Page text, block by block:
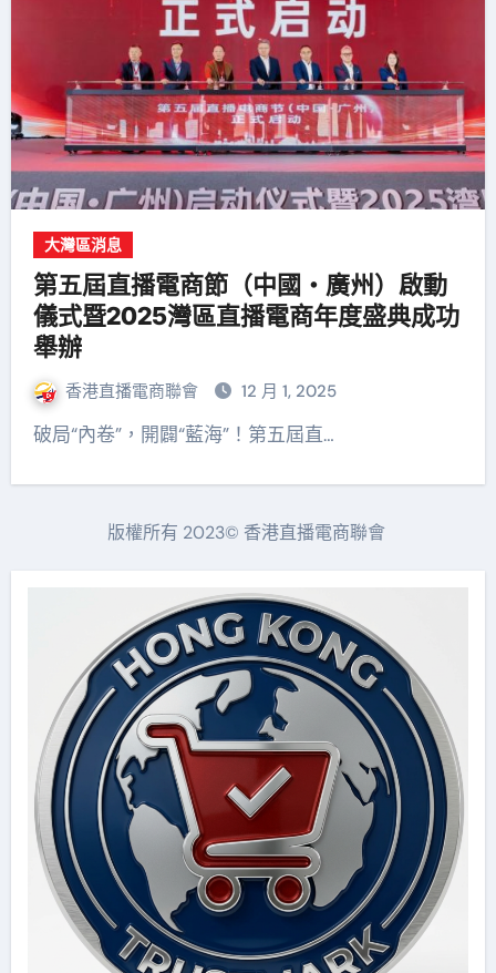
大灣區消息
第五屆直播電商節（中國・廣州）啟動
儀式暨2025灣區直播電商年度盛典成功
舉辦
香港直播電商聯會 12 月 1, 2025
破局“內卷”，開闢“藍海”！第五屆直…
版權所有 2023© 香港直播電商聯會